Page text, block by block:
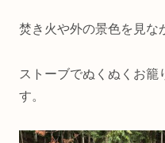
焚き火や外の景色を見な
ストーブでぬくぬくお籠
す。